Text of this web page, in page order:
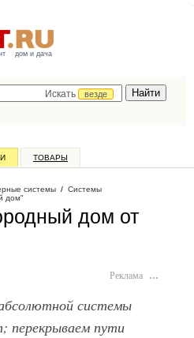
дом и дача
Искать
везде
ТОВАРЫ
системы / Системы
дом"
дом от
Реклама …
системы
пути